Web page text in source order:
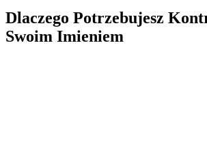
Dlaczego Potrzebujesz
Swoim Imieniem